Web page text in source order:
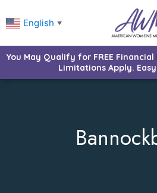
English ▼
You May Qualify for FREE Financial
Limitations Apply.